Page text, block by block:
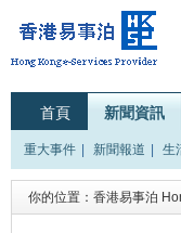
首頁 新聞資訊
重大事件 新聞報道 生
你的位置： 香港易事泊